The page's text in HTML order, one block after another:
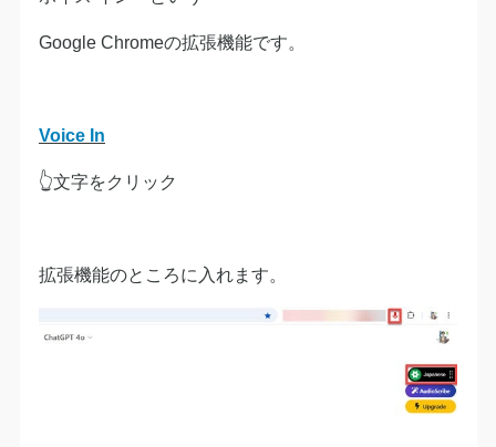
Google Chromeの拡張機能です。
Voice In
👆文字をクリック
拡張機能のところに入れます。